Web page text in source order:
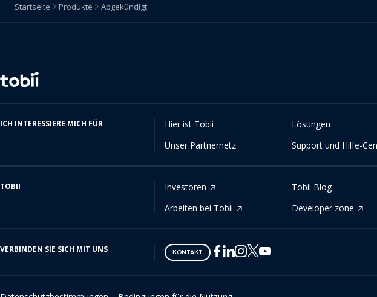
Startseite Produkte Abgekündigt
Sprache
ändern
ICH INTERESSIERE MICH FÜR Hier ist Tobii Lösungen
Unser Partnernetz
Support und Hilfe-
TOBII Investoren Tobii Blog
Arbeiten bei Tobii
Developer zone
VERBINDEN SIE SICH MIT UNS KONTAKT
Tobii
Facebook
Tobii
Linkedin
Tobii
Instagram
Tobii
Twitter
Tobii
Youtube